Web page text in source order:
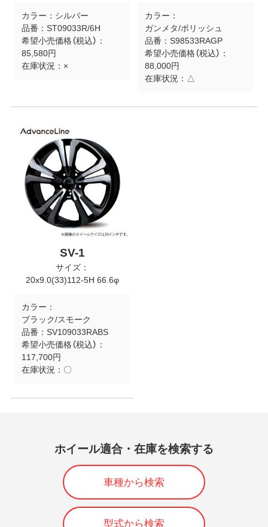
カラー： シルバー
品番： ST09033R/6H
希望小売価格（税込）：
85,580円
在庫状況： ×
カラー：
ガンメタ/ポリッシュ
品番： S98533RAGP
希望小売価格（税込）：
88,000円
在庫状況： △
SV-1
サイズ：
20x9.0(33)112-5H 66.6φ
カラー：
ブラック/スモーク
品番： SV109033RABS
希望小売価格（税込）：
117,700円
在庫状況： 〇
ホイール適合・在庫を検索する
車種から検索
型式から検索